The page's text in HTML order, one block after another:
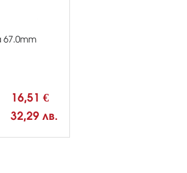
16,51 €
32,29 лв.